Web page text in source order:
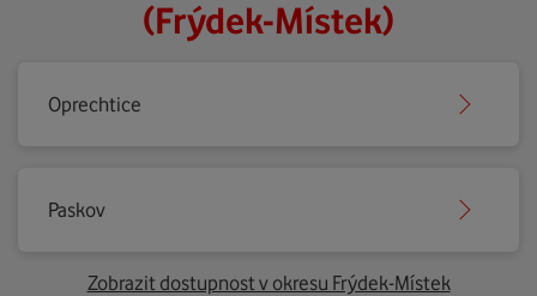
(Frýdek-Místek)
Oprechtice
Paskov
Zobrazit dostupnost v okresu Frýdek-Místek